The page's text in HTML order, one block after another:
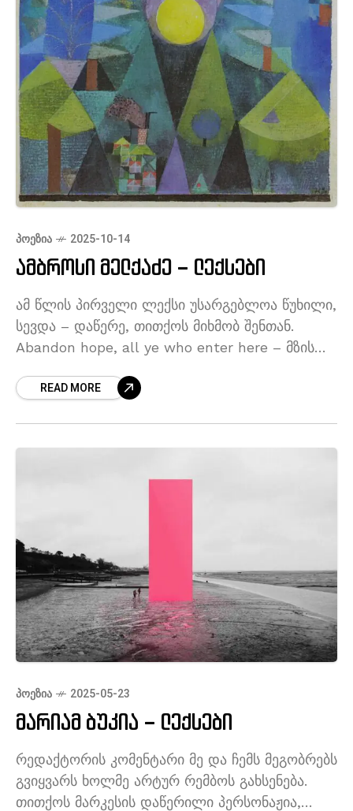
ᲞᲝᲔᲖᲘᲐ 2025-10-14
ამბროსი მელქაძე – ლექსები
ამ წლის პირველი ლექსი უსარგებლოა წუხილი,
სევდა – დაწერე, თითქოს მიხმობ შენთან.
Abandon hope, all ye who enter here – მზის
ჩვენი პლანეტა, მჯდომარეთა
READ MORE
ᲞᲝᲔᲖᲘᲐ 2025-05-23
მარიამ ბუკია – ლექსები
რედაქტორის კომენტარი მე და ჩემს მეგობრებს
გვიყვარს ხოლმე არტურ რემბოს გახსენება.
თითქოს მარკესის დაწერილი პერსონაჟია,